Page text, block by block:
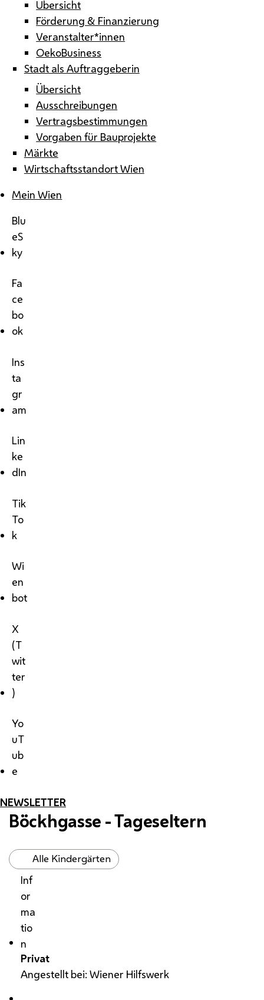
Übersicht
Förderung & Finanzierung
Veranstalter*innen
OekoBusiness
Stadt als Auftraggeberin
Übersicht
Ausschreibungen
Vertragsbestimmungen
Vorgaben für Bauprojekte
Märkte
Wirtschaftsstandort Wien
Mein Wien
Blu
eS
ky
Fa
ce
bo
ok
Ins
ta
gr
am
Lin
ke
dIn
Tik
To
k
Wi
en
bot
X
(T
wit
ter
)
Yo
uT
ub
e
NEWSLETTER
Böckhgasse - Tageseltern
Alle Kindergärten
Inf
or
ma
tio
n
Privat
Angestellt bei: Wiener Hilfswerk